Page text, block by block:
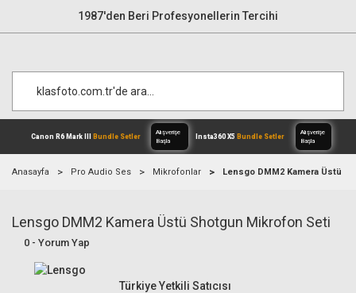
1987'den Beri Profesyonellerin Tercihi
Canon R6 Mark III Bundle Setler
Alışverişe
Anasayfa Pro Audio Ses Mikrofonlar Lensgo DMM2 Kamera Üstü
Lensgo DMM2 Kamera Üstü Shotgun Mikrofon Seti
0 - Yorum Yap
Türkiye Yetkili Satıcısı